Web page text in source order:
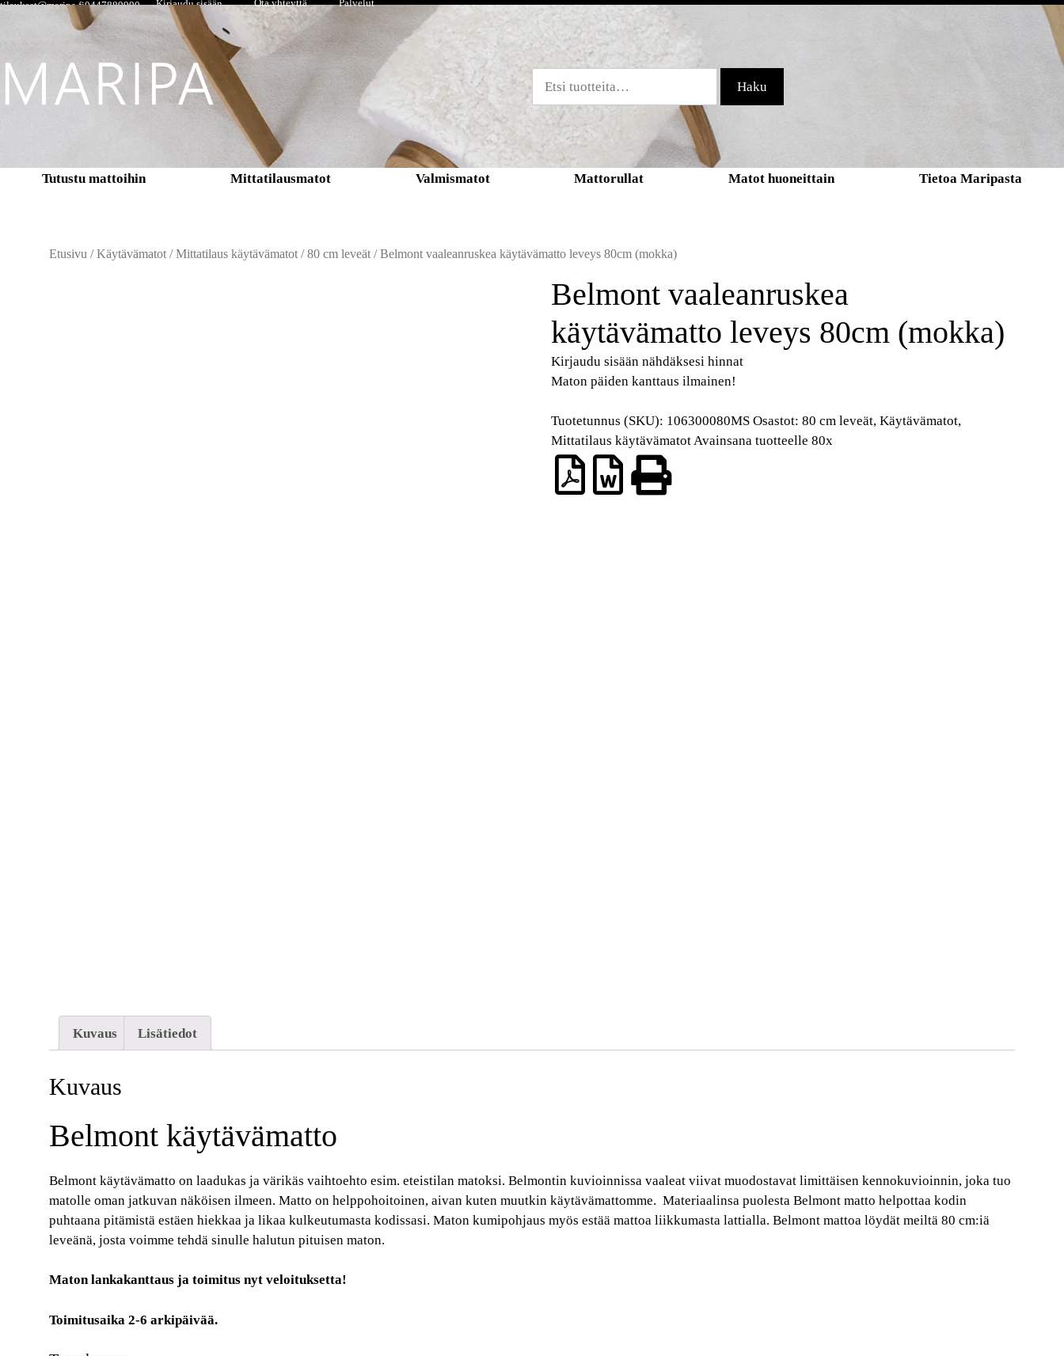
tilaukset@maripa.fi0447889990 Kirjaudu sisään Ota yhteyttä Palvelut
Haku
Tutustu mattoihin Mittatilausmatot Valmismatot Mattorullat Matot huoneittain Tietoa Maripasta
Etusivu /Käytävämatot /Mittatilaus käytävämatot /80 cm leveät / Belmont vaaleanruskea käytävämatto leveys 80cm (mokka)
Belmont vaaleanruskea
käytävämatto leveys 80cm (mokka)
Kirjaudu sisään nähdäksesi hinnat
Maton päiden kanttaus ilmainen!
Tuotetunnus (SKU): 106300080MS Osastot:80 cm leveät,Käytävämatot,
Mittatilaus käytävämatotAvainsana tuotteelle80x
Kuvaus Lisätiedot
Kuvaus
Belmont käytävämatto
Belmont käytävämatto on laadukas ja värikäs vaihtoehto esim. eteistilan matoksi. Belmontin kuvioinnissa vaaleat viivat muodostavat limittäisen kennokuvioinnin, joka tuo
matolle oman jatkuvan näköisen ilmeen. Matto on helppohoitoinen, aivan kuten muutkin käytävämattomme. Materiaalinsa puolesta Belmont matto helpottaa kodin
puhtaana pitämistä estäen hiekkaa ja likaa kulkeutumasta kodissasi. Maton kumipohjaus myös estää mattoa liikkumasta lattialla. Belmont mattoa löydät meiltä 80 cm:iä
leveänä, josta voimme tehdä sinulle halutun pituisen maton.
Maton lankakanttaus ja toimitus nyt veloituksetta!
Toimitusaika 2-6 arkipäivää.